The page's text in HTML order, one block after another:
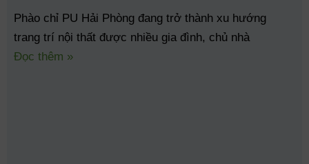
Phào chỉ PU Hải Phòng đang trở thành xu hướng
trang trí nội thất được nhiều gia đình, chủ nhà
Đọc thêm »